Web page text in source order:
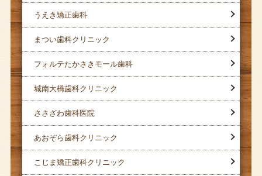
うえき矯正歯科
まつい歯科クリニック
フォルテたかさきモール歯科
城南大橋歯科クリニック
ささざわ歯科医院
あおぞら歯科クリニック
こじま矯正歯科クリニック